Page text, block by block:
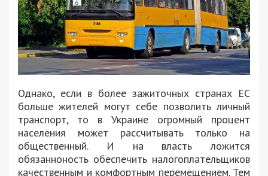
Однако, если в более зажиточных странах ЕС
больше жителей могут себе позволить личный
транспорт, то в Украине огромный процент
населения может рассчитывать только на
общественный. И на власть ложится
обязанноность обеспечить налогоплательщиков
качественным и комфортным перемещением. Тем